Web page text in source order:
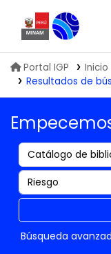
Portal IGP Inicio
Resultados de
Búsqueda